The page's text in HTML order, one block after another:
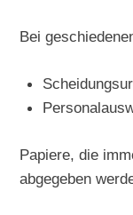
Bei
Papiere, die
abgegeben